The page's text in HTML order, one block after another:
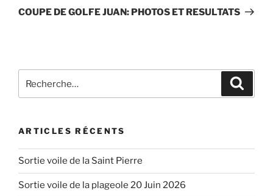
suivant
COUPE DE GOLFE JUAN: PHOTOS ET RESULTATS
pour
ARTICLES RÉCENTS
Sortie voile de la Saint Pierre
Sortie voile de la plageole 20 Juin 2026